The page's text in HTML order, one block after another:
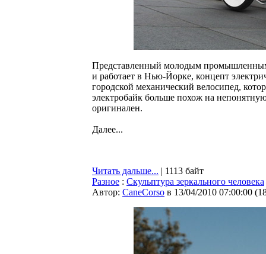
Представленный молодым
и работает в Нью-Йорке, концепт
городской механический велосипед,
электробайк больше похож на
оригинален.
Далее...
Читать дальше... | 1113 байт
Разное : Скульптура зеркального человека
Автор: CaneCorso в 13/04/2010 07:00:00 (